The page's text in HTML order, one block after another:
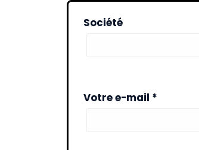
Société
Votre e-mail *